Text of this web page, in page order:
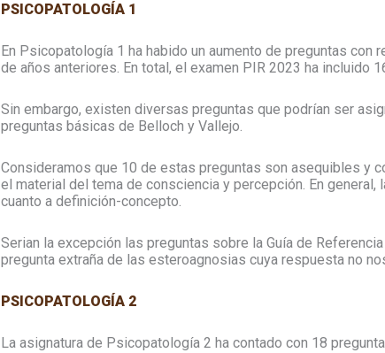
PSICOPATOLOGÍA 1
En Psicopatología 1 ha habido un aumento de preguntas con
de años anteriores. En total, el examen PIR 2023 ha
Sin embargo, existen diversas preguntas que podrían ser
preguntas básicas de Belloch y Vallejo.
Consideramos que 10 de estas preguntas son asequibles y
el material del tema de consciencia y percepción. En
cuanto a definición-concepto.
Serian la excepción las preguntas sobre la Guía de
pregunta extraña de las esteroagnosias cuya respuesta no
PSICOPATOLOGÍA 2
La asignatura de Psicopatología 2 ha contado con 18